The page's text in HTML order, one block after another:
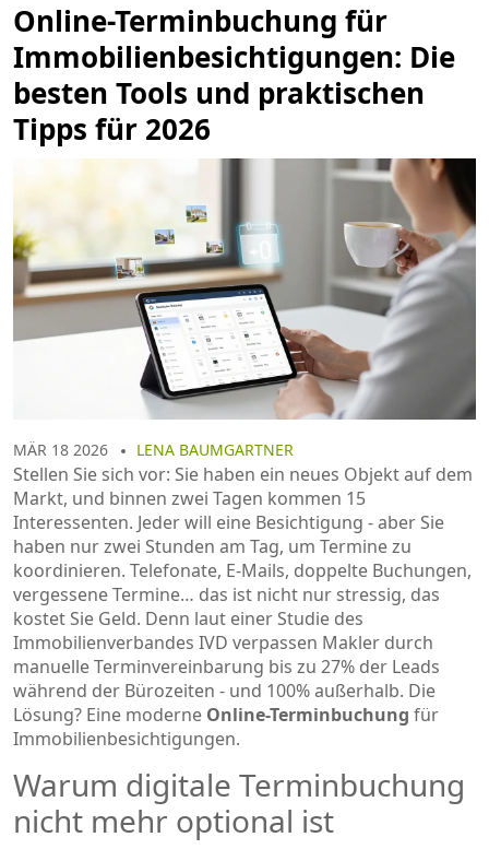
Online-Terminbuchung für
Immobilienbesichtigungen: Die
besten Tools und praktischen
Tipps für 2026
MÄR 18 2026 LENA BAUMGARTNER
Stellen Sie sich vor: Sie haben ein neues Objekt auf dem
Markt, und binnen zwei Tagen kommen 15
Interessenten. Jeder will eine Besichtigung - aber Sie
haben nur zwei Stunden am Tag, um Termine zu
koordinieren. Telefonate, E-Mails, doppelte Buchungen,
vergessene Termine… das ist nicht nur stressig, das
kostet Sie Geld. Denn laut einer Studie des
Immobilienverbandes IVD verpassen Makler durch
manuelle Terminvereinbarung bis zu 27% der Leads
während der Bürozeiten - und 100% außerhalb. Die
Lösung? Eine moderne Online-Terminbuchung für
Immobilienbesichtigungen.
Warum digitale Terminbuchung
nicht mehr optional ist